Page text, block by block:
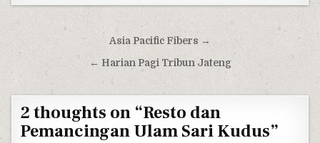
Post navigationAsia Pacific Fibers →
← Harian Pagi Tribun Jateng
2 thoughts on “Resto dan
Pemancingan Ulam Sari Kudus”